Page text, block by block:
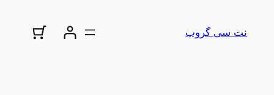
نت سی گروپ